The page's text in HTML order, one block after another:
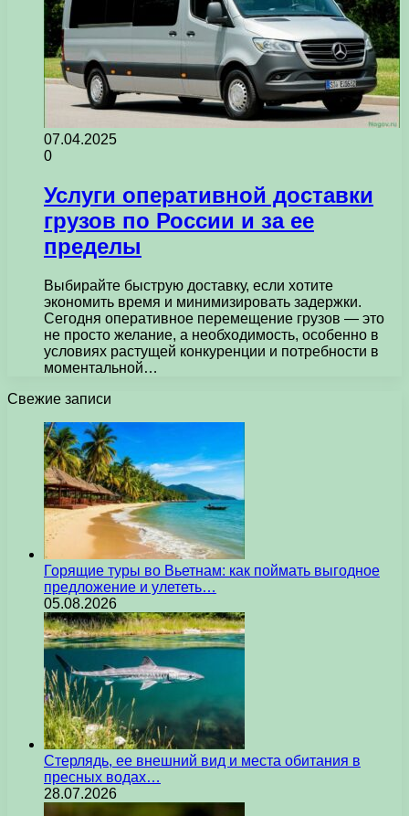
07.04.2025
0
Услуги оперативной доставки
грузов по России и за ее
пределы
Выбирайте быструю доставку, если хотите
экономить время и минимизировать задержки.
Сегодня оперативное перемещение грузов — это
не просто желание, а необходимость, особенно в
условиях растущей конкуренции и потребности в
моментальной…
Свежие записи
Горящие туры во Вьетнам: как поймать выгодное
предложение и улететь…
05.08.2026
Стерлядь, ее внешний вид и места обитания в
пресных водах…
28.07.2026